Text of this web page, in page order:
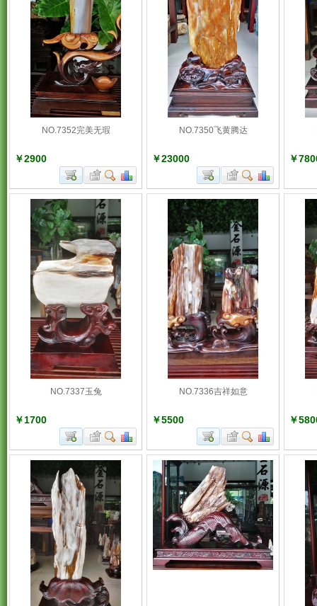
NO.7352完美无瑕
￥2900
NO.7350飞黄腾达
￥23000 ￥
NO.7337玉兔
￥1700
NO.7336吉祥如意
￥5500 ￥